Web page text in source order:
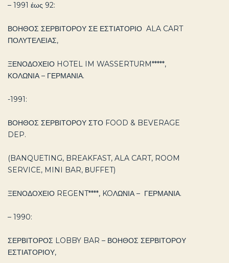
– 1991 έως 92:
ΒΟΗΘΟΣ ΣΕΡΒΙΤΟΡΟΥ ΣΕ ΕΣΤΙΑΤΟΡΙΟ ALA CART
ΠΟΛΥΤΕΛΕΙΑΣ,
ΞΕΝΟΔΟΧΕΙΟ HOTEL IM WASSERTURM*****,
ΚΟΛΩΝΙΑ – ΓΕΡΜΑΝΙΑ.
-1991:
ΒΟΗΘΟΣ ΣΕΡΒΙΤΟΡΟΥ ΣΤΟ FOOD & BEVERAGE
DEP.
(BANQUETING, BREAKFAST, ALA CART, ROOM
SERVICE, MINI BAR, ΒUFFET)
ΞΕΝΟΔΟΧΕΙΟ REGENT****, KOΛΩΝΙΑ – ΓΕΡΜΑΝΙΑ.
– 1990:
ΣΕΡΒΙΤΟΡΟΣ LOBBY BAR – ΒΟΗΘΟΣ ΣΕΡΒΙΤΟΡΟΥ
ΕΣΤΙΑΤΟΡΙΟΥ,